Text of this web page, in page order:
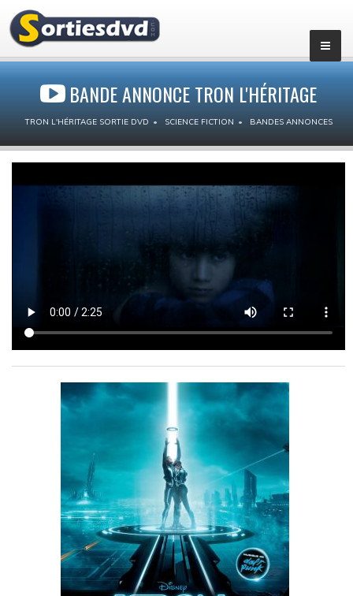
BANDE ANNONCE TRON L'HÉRITAGE
TRON L'HÉRITAGE SORTIE DVD SCIENCE FICTION BANDES ANNONCES